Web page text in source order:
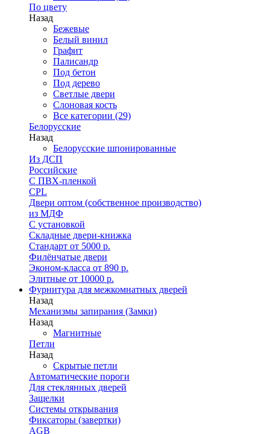
По цвету
Назад
Бежевые
Белый винил
Графит
Палисандр
Под бетон
Под дерево
Светлые двери
Слоновая кость
Все категории (29)
Белорусские
Назад
Белорусские шпонированные
Из ДСП
Российские
C ПВХ-пленкой
CPL
Двери оптом (собственное производство)
из МДФ
С установкой
Складные двери-книжка
Стандарт от 5000 р.
Филёнчатые двери
Эконом-класса от 890 р.
Элитные от 10000 р.
Фурнитура для межкомнатных дверей
Назад
Механизмы запирания (Замки)
Назад
Магнитные
Петли
Назад
Скрытые петли
Автоматические пороги
Для стеклянных дверей
Защелки
Системы открывания
Фиксаторы (завертки)
AGB